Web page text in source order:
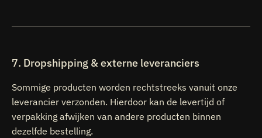
7. Dropshipping & externe leveranciers
Sommige producten worden rechtstreeks vanuit onze
leverancier verzonden. Hierdoor kan de levertijd of
verpakking afwijken van andere producten binnen
dezelfde bestelling.